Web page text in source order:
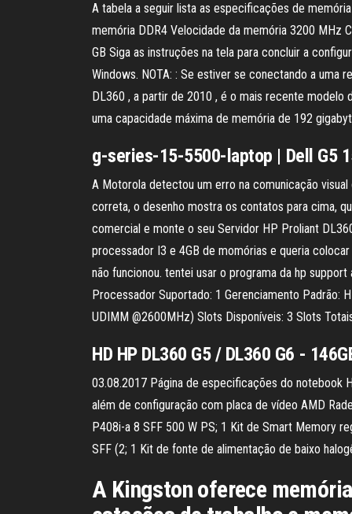
A tabela a seguir lista as especificações de
memória DDR4 Velocidade da memória 3200 MHz
GB Siga as instruções na tela para concluir a
Windows. NOTA: : Se estiver se conectando a uma
DL360 , a partir de 2010 , é o mais recente
uma capacidade máxima de memória de 192
g-series-15-5500-laptop | Dell G5
A Motorola detectou um erro na comunicação
correta, o desenho mostra os contatos para cima,
comercial e monte o seu Servidor HP Proliant
processador I3 e 4GB de momórias e queria
não funcionou. tentei usar o programa da hp
Processador Suportado: 1 Gerenciamento Padrão:
UDIMM @2600MHz) Slots Disponíveis: 3 Slots
HD HP DL360 G5 / DL360 G6 -
03.08.2017 Página de especificações do notebook
além de configuração com placa de vídeo AMD
P408i-a 8 SFF 500 W PS; 1 Kit de Smart Memory
SFF (2; 1 Kit de fonte de alimentação de baixo
A Kingston oferece